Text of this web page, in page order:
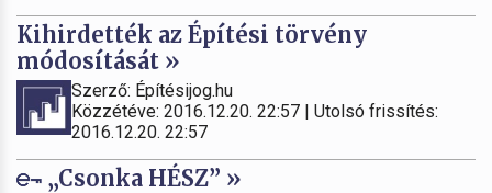
Kihirdették az Építési törvény
módosítását »
Szerző: Építésijog.hu
Közzétéve: 2016.12.20. 22:57 | Utolsó frissítés:
2016.12.20. 22:57
„Csonka HÉSZ” »